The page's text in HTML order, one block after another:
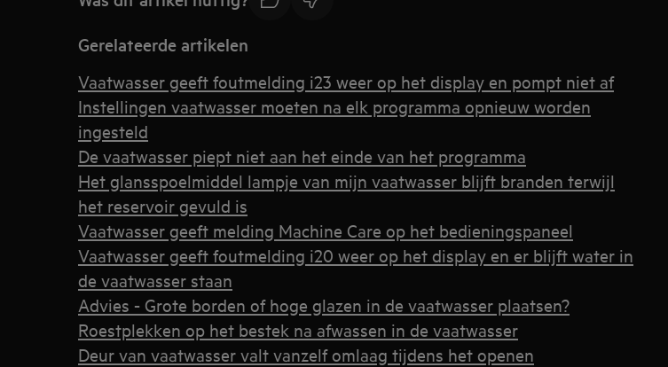
Gerelateerde artikelen
Vaatwasser geeft foutmelding i23 weer op het display en pompt niet af
Instellingen vaatwasser moeten na elk programma opnieuw worden
ingesteld
De vaatwasser piept niet aan het einde van het programma
Het glansspoelmiddel lampje van mijn vaatwasser blijft branden terwijl
het reservoir gevuld is
Vaatwasser geeft melding Machine Care op het bedieningspaneel
Vaatwasser geeft foutmelding i20 weer op het display en er blijft water in
de vaatwasser staan
Advies - Grote borden of hoge glazen in de vaatwasser plaatsen?
Roestplekken op het bestek na afwassen in de vaatwasser
Deur van vaatwasser valt vanzelf omlaag tijdens het openen